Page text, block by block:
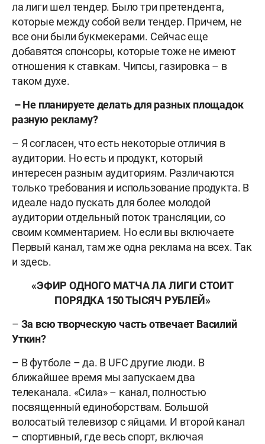
ла лиги шел тендер. Было три претендента,
которые между собой вели тендер. Причем, не
все они были букмекерами. Сейчас еще
добавятся спонсоры, которые тоже не имеют
отношения к ставкам. Чипсы, газировка – в
таком духе.
– Не планируете делать для разных площадок
разную рекламу?
– Я согласен, что есть некоторые отличия в
аудитории. Но есть и продукт, который
интересен разным аудиториям. Различаются
только требования и использование продукта. В
идеале надо пускать для более молодой
аудитории отдельный поток трансляции, со
своим комментарием. Но если вы включаете
Первый канал, там же одна реклама на всех. Так
и здесь.
«ЭФИР ОДНОГО МАТЧА ЛА ЛИГИ СТОИТ
ПОРЯДКА 150 ТЫСЯЧ РУБЛЕЙ»
– За всю творческую часть отвечает Василий
Уткин?
– В футболе – да. В UFC другие люди. В
ближайшее время мы запускаем два
телеканала. «Сила» – канал, полностью
посвященный единоборствам. Большой
волосатый телевизор с яйцами. И второй канал
– спортивный, где весь спорт, включая